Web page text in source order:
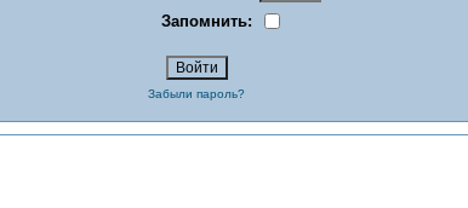
Запомнить:
Забыли пароль?